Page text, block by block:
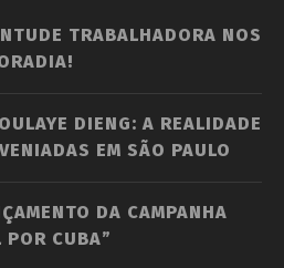
TRABALHADORA NOS
DIENG: A REALIDADE
EM SÃO PAULO
DA CAMPANHA
POR CUBA”